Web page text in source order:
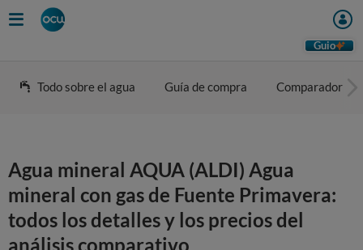
Guio
Todo sobre el agua Guía de compra Comparador
Agua mineral AQUA (ALDI) Agua
mineral con gas de Fuente Primavera:
todos los detalles y los precios del
análisis comparativo